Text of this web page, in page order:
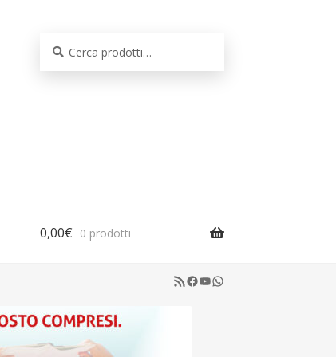
0,00€ 0 prodotti
RSS Feed
Facebook
YouTube
WhatsApp